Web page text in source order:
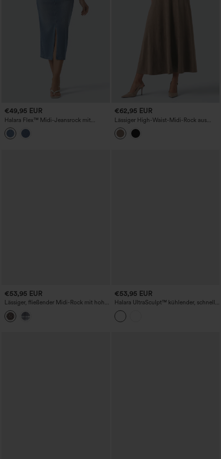
€49,95 EUR
Halara Flex™ Midi-Jeansrock mit
hohem Bund, Schlitz, geradem, lässigem
Schnitt und Taschen
€62,95 EUR
Lässiger High-Waist-Midi-Rock aus
Wildleder mit ausgestelltem Schnitt und
Taschen
€53,95 EUR
Lässiger, fließender Midi-Rock mit hoher
Taille und Taschen
€53,95 EUR
Halara UltraSculpt™ kühlender, schnell
trocknender hochtaillierter Midirock mit
Fransen am Saum